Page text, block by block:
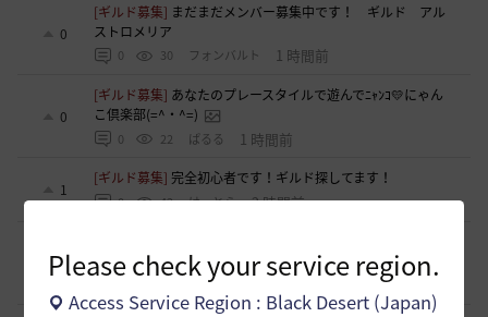
Please check your service region.
Access Service Region : Black Desert (Japan)
0
[ギルド募集] まだまだメンバー募集中です！ ギルド アル
ストロメリア
0 30 フォンバルト 1 時間前
0
[ギルド募集] あなたのプレースタイルで遊んでﾆｬﾝｺ💛にゃん
こ倶楽部(=^・^=)
0 22 ぱるる 1 時間前
1
[ギルド募集] 完全初心者です！ギルド探してます！
0 42 けーとら 2 時間前
0
ト無言OK
リーシアR-日本